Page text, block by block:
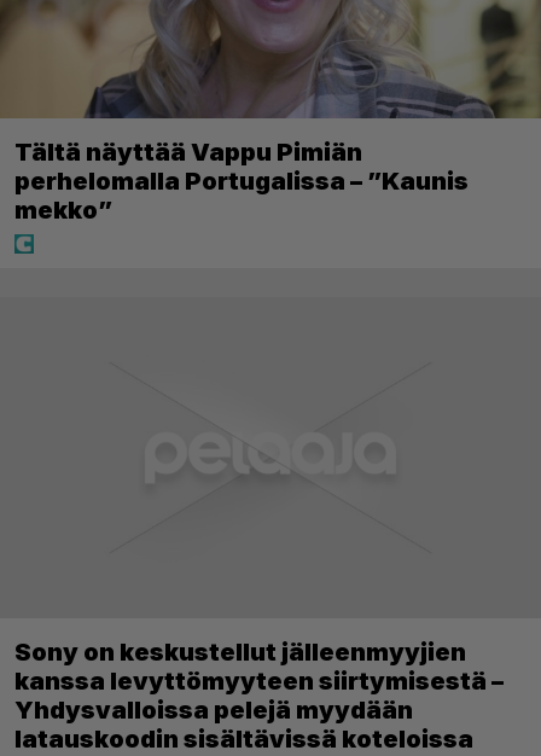
Tältä näyttää Vappu Pimiän
perhelomalla Portugalissa – ”Kaunis
mekko”
Sony on keskustellut jälleenmyyjien
kanssa levyttömyyteen siirtymisestä –
Yhdysvalloissa pelejä myydään
latauskoodin sisältävissä koteloissa